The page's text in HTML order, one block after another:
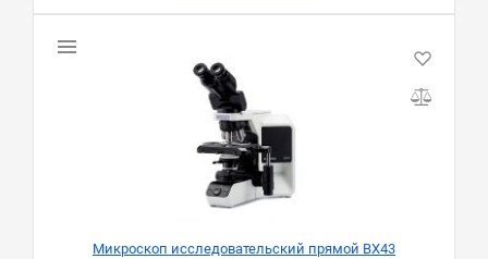
Микроскоп исследовательский прямой BX43